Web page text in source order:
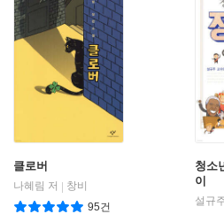
클로버
나혜림 저
창비
95건
청소
이
설규